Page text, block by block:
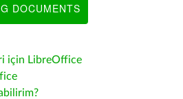
DOCUMENTS
için LibreOffice